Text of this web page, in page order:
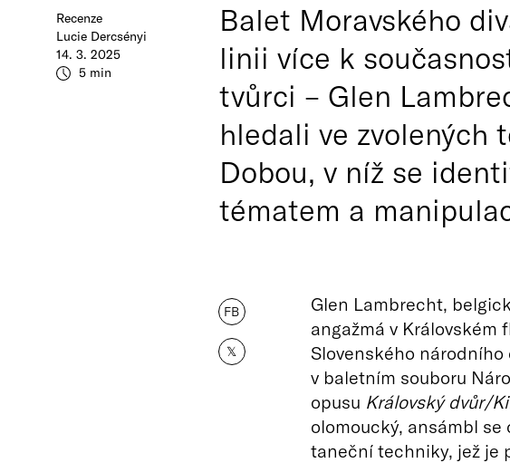
Recenze
Lucie Dercsényi
14. 3. 2025
5 min
Balet Moravského
linii více k
tvůrci – Glen
hledali ve zvolených
Dobou, v níž se
tématem a
FB
𝕏
Glen Lambrecht,
angažmá v Královském
Slovenského
v baletním souboru
opusu Královský dvůr/
olomoucký, ansámbl
taneční techniky, jež je